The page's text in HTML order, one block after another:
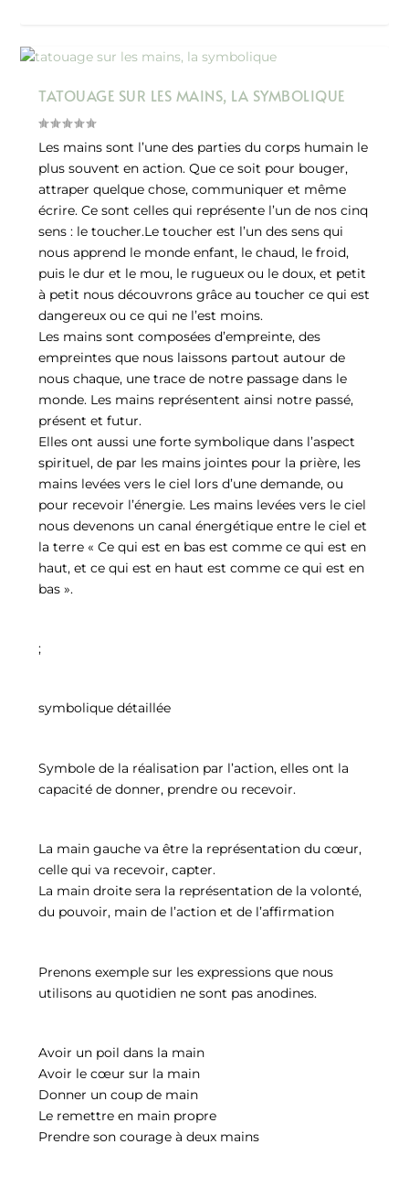
TATOUAGE SUR LES MAINS, LA SYMBOLIQUE
Les mains sont l’une des parties du corps humain le
plus souvent en action. Que ce soit pour bouger,
attraper quelque chose, communiquer et même
écrire. Ce sont celles qui représente l’un de nos cinq
sens : le toucher.Le toucher est l’un des sens qui
nous apprend le monde enfant, le chaud, le froid,
puis le dur et le mou, le rugueux ou le doux, et petit
à petit nous découvrons grâce au toucher ce qui est
dangereux ou ce qui ne l’est moins.
Les mains sont composées d’empreinte, des
empreintes que nous laissons partout autour de
nous chaque, une trace de notre passage dans le
monde. Les mains représentent ainsi notre passé,
présent et futur.
Elles ont aussi une forte symbolique dans l’aspect
spirituel, de par les mains jointes pour la prière, les
mains levées vers le ciel lors d’une demande, ou
pour recevoir l’énergie. Les mains levées vers le ciel
nous devenons un canal énergétique entre le ciel et
la terre « Ce qui est en bas est comme ce qui est en
haut, et ce qui est en haut est comme ce qui est en
bas ».
;
symbolique détaillée
Symbole de la réalisation par l’action, elles ont la
capacité de donner, prendre ou recevoir.
La main gauche va être la représentation du cœur,
celle qui va recevoir, capter.
La main droite sera la représentation de la volonté,
du pouvoir, main de l’action et de l’affirmation
Prenons exemple sur les expressions que nous
utilisons au quotidien ne sont pas anodines.
Avoir un poil dans la main
Avoir le cœur sur la main
Donner un coup de main
Le remettre en main propre
Prendre son courage à deux mains